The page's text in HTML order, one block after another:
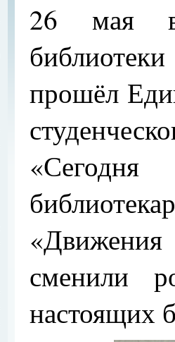
26 мая в
прошёл
сменили
настоящих